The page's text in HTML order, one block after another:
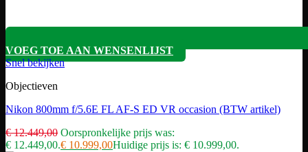
VOEG TOE AAN WENSENLIJST
Snel bekijken
Objectieven
Nikon 800mm f/5.6E FL AF-S ED VR occasion (BTW artikel)
€12.449,00 Oorspronkelijke prijs was:
€ 12.449,00.€ 10.999,00Huidige prijs is: € 10.999,00.